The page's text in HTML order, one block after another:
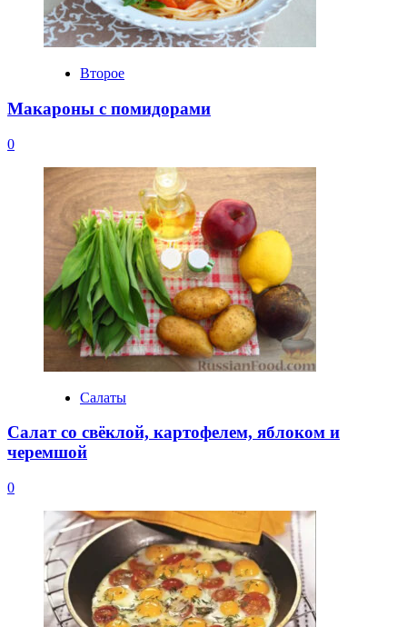
Второе
Макароны с помидорами
0
Салаты
Салат со свёклой, картофелем, яблоком и
черемшой
0